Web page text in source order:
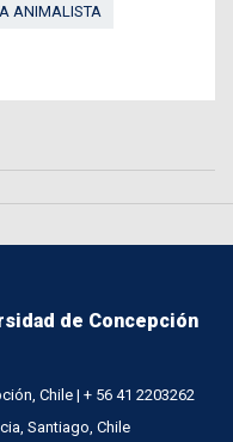
ANIMALISTA
de Concepción
Chile | + 56 41 2203262
Santiago, Chile